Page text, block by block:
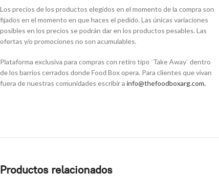
Los precios de los productos elegidos en el momento de la compra son
fijados en el momento en que haces el pedido. Las únicas variaciones
posibles en los precios se podrán dar en los productos pesables. Las
ofertas y/o promociones no son acumulables.
Plataforma exclusiva para compras con retiro tipo ¨Take Away¨ dentro
de los barrios cerrados donde Food Box opera. Para clientes que vivan
fuera de nuestras comunidades escribir a info@thefoodboxarg.com.
Productos relacionados